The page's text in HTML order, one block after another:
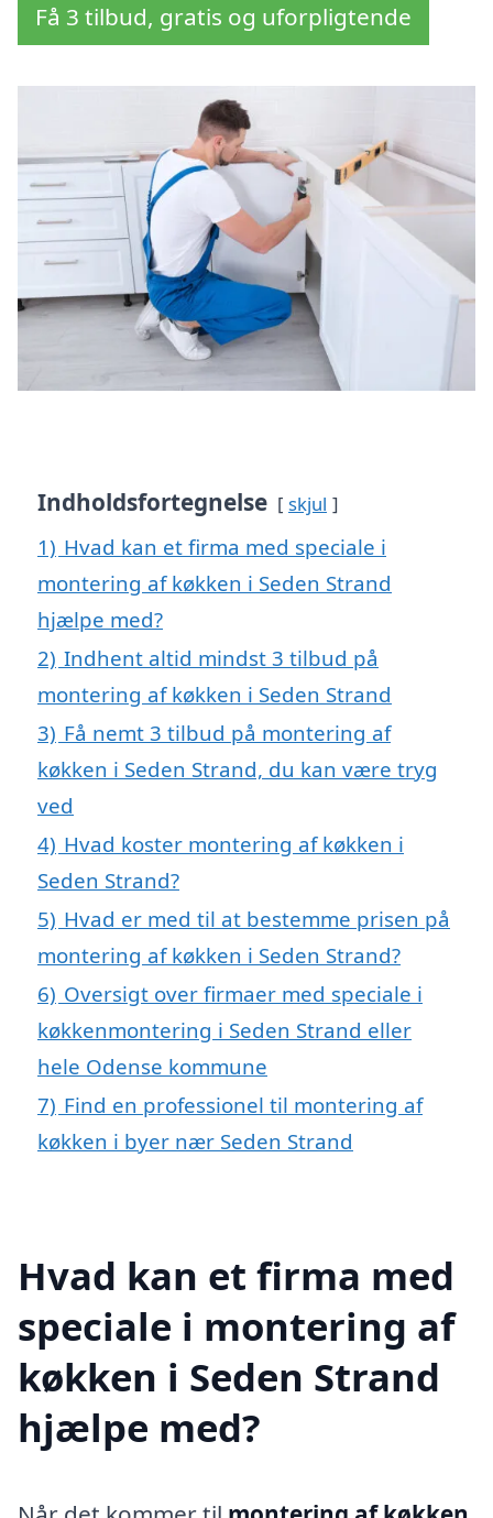
Få 3 tilbud, gratis og uforpligtende
Indholdsfortegnelse skjul
1) Hvad kan et firma med speciale i
montering af køkken i Seden Strand
hjælpe med?
2) Indhent altid mindst 3 tilbud på
montering af køkken i Seden Strand
3) Få nemt 3 tilbud på montering af
køkken i Seden Strand, du kan være tryg
ved
4) Hvad koster montering af køkken i
Seden Strand?
5) Hvad er med til at bestemme prisen på
montering af køkken i Seden Strand?
6) Oversigt over firmaer med speciale i
køkkenmontering i Seden Strand eller
hele Odense kommune
7) Find en professionel til montering af
køkken i byer nær Seden Strand
Hvad kan et firma med
speciale i montering af
køkken i Seden Strand
hjælpe med?